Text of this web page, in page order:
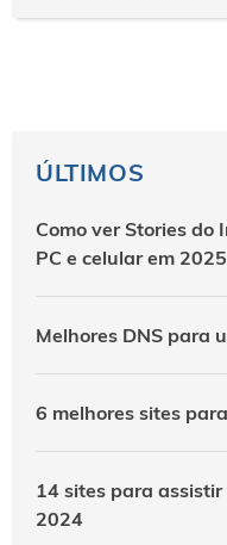
ÚLTIMOS
Como ver Stories
PC e celular em 2025
Melhores DNS para
6 melhores sites
14 sites para
2024